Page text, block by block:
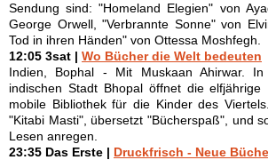
Sendung sind: "Homeland Elegien" von
George Orwell, "Verbrannte Sonne" von
Tod in ihren Händen" von Ottessa Moshfegh.
12:05 3sat | Wo Bücher die Welt bedeuten
Indien, Bophal - Mit Muskaan Ahirwar.
indischen Stadt Bhopal öffnet die elfjährige
mobile Bibliothek für die Kinder des
"Kitabi Masti", übersetzt "Bücherspaß", und
Lesen anregen.
23:35 Das Erste | Druckfrisch - Neue